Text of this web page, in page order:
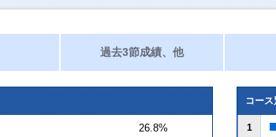
過去3節成績、他
26.8%
コース
1